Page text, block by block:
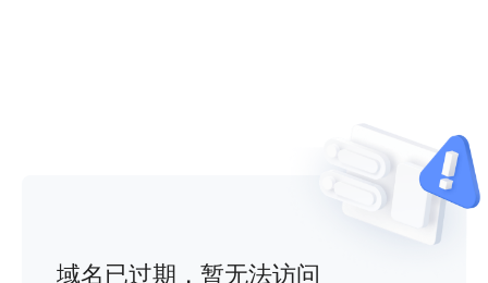
域名已过期，暂无法访问